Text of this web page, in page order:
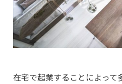
在宅で起業することによって